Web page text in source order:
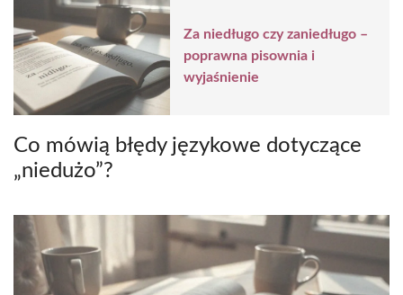
Za niedługo czy zaniedługo –
poprawna pisownia i
wyjaśnienie
Co mówią błędy językowe dotyczące
„niedużo”?